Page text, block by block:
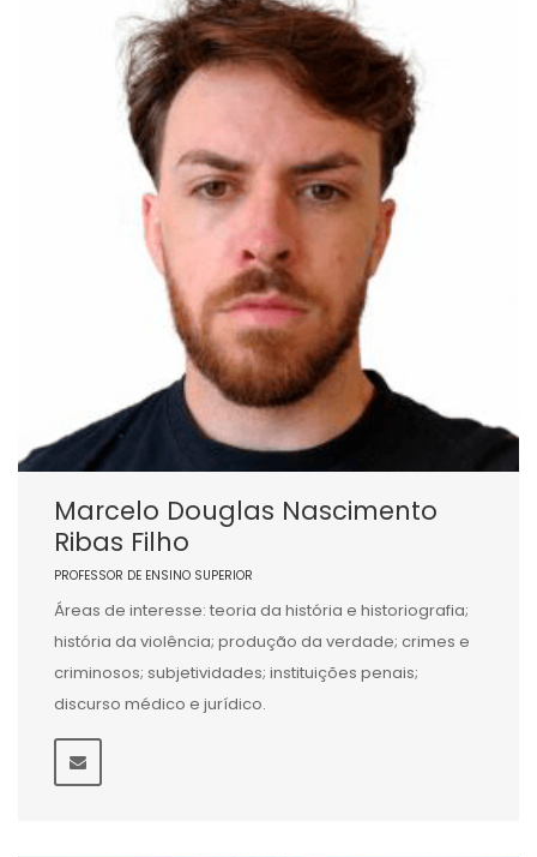
Marcelo Douglas Nascimento
Ribas Filho
PROFESSOR DE ENSINO SUPERIOR
Áreas de interesse: teoria da história e historiografia;
história da violência; produção da verdade; crimes e
criminosos; subjetividades; instituições penais;
discurso médico e jurídico.